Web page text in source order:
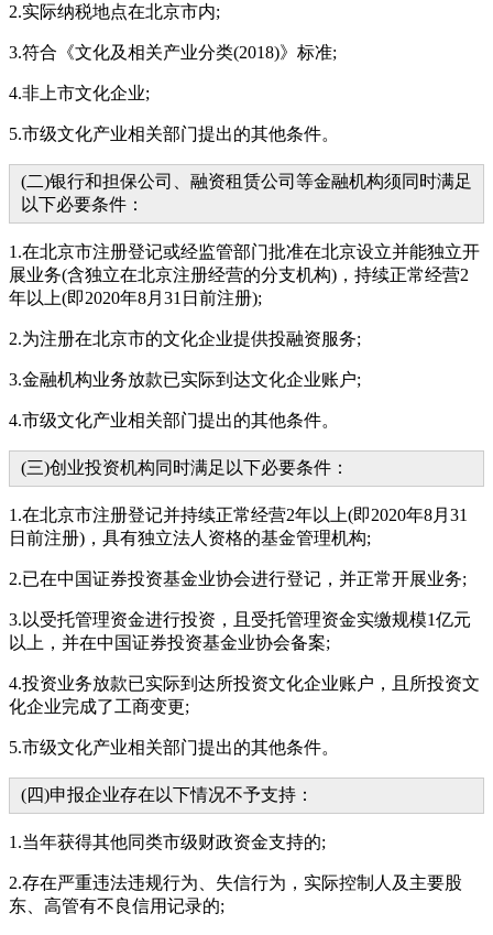
2.实际纳税地点在北京市内;
3.符合《文化及相关产业分类(2018)》标准;
4.非上市文化企业;
5.市级文化产业相关部门提出的其他条件。
(二)银行和担保公司、融资租赁公司等金融机构须同时满足
以下必要条件：
1.在北京市注册登记或经监管部门批准在北京设立并能独立开
展业务(含独立在北京注册经营的分支机构)，持续正常经营2
年以上(即2020年8月31日前注册);
2.为注册在北京市的文化企业提供投融资服务;
3.金融机构业务放款已实际到达文化企业账户;
4.市级文化产业相关部门提出的其他条件。
(三)创业投资机构同时满足以下必要条件：
1.在北京市注册登记并持续正常经营2年以上(即2020年8月31
日前注册)，具有独立法人资格的基金管理机构;
2.已在中国证券投资基金业协会进行登记，并正常开展业务;
3.以受托管理资金进行投资，且受托管理资金实缴规模1亿元
以上，并在中国证券投资基金业协会备案;
4.投资业务放款已实际到达所投资文化企业账户，且所投资文
化企业完成了工商变更;
5.市级文化产业相关部门提出的其他条件。
(四)申报企业存在以下情况不予支持：
1.当年获得其他同类市级财政资金支持的;
2.存在严重违法违规行为、失信行为，实际控制人及主要股
东、高管有不良信用记录的;